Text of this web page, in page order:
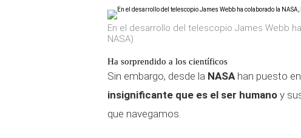
En el desarrollo del telescopio James Webb
NASA)
Ha sorprendido a los científicos
Sin embargo, desde la NASAhan puesto
insignificante que es el ser humano y
que navegamos.